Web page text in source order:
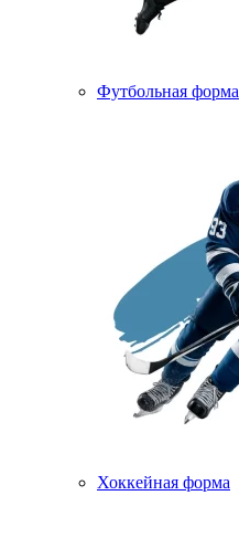
Футбольная форма
Хоккейная форма